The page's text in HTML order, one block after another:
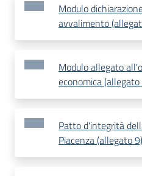
Modulo
avvalimento
Modulo allegato
economica (allegato
Patto d'integrità
Piacenza (allegato 9)